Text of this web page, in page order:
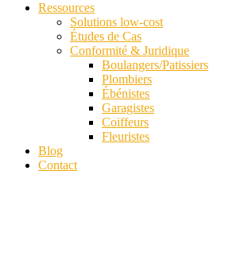
Ressources
Solutions low-cost
Études de Cas
Conformité & Juridique
Boulangers/Patissiers
Plombiers
Ébénistes
Garagistes
Coiffeurs
Fleuristes
Blog
Contact